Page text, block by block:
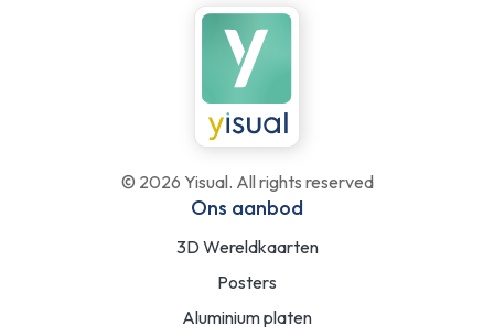
© 2026 Yisual. All rights reserved
Ons aanbod
3D Wereldkaarten
Posters
Aluminium platen